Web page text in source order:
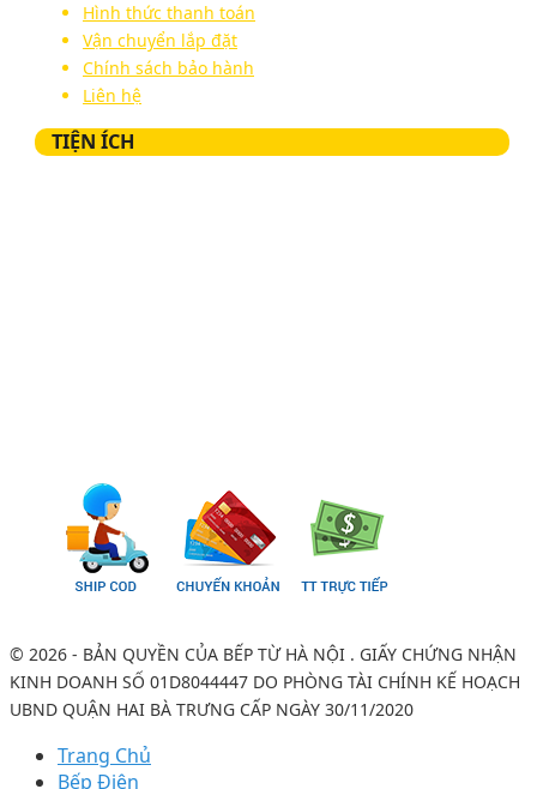
Hình thức thanh toán
Vận chuyển lắp đặt
Chính sách bảo hành
Liên hệ
TIỆN ÍCH
© 2026 - BẢN QUYỀN CỦA BẾP TỪ HÀ NỘI . GIẤY CHỨNG NHẬN
KINH DOANH SỐ 01D8044447 DO PHÒNG TÀI CHÍNH KẾ HOẠCH
UBND QUẬN HAI BÀ TRƯNG CẤP NGÀY 30/11/2020
Trang Chủ
Bếp Điện